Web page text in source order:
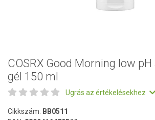
COSRX Good Morning low
gél 150 ml
Ugrás az értékelésekhez
Cikkszám: BB0511